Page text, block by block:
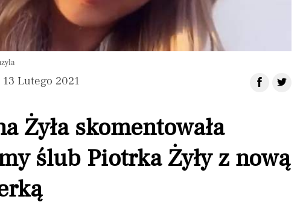
13 Lutego 2021
Żyła skomentowała
ślub Piotrka Żyły z nową